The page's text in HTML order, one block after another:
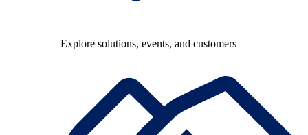
Explore solutions, events, and customers